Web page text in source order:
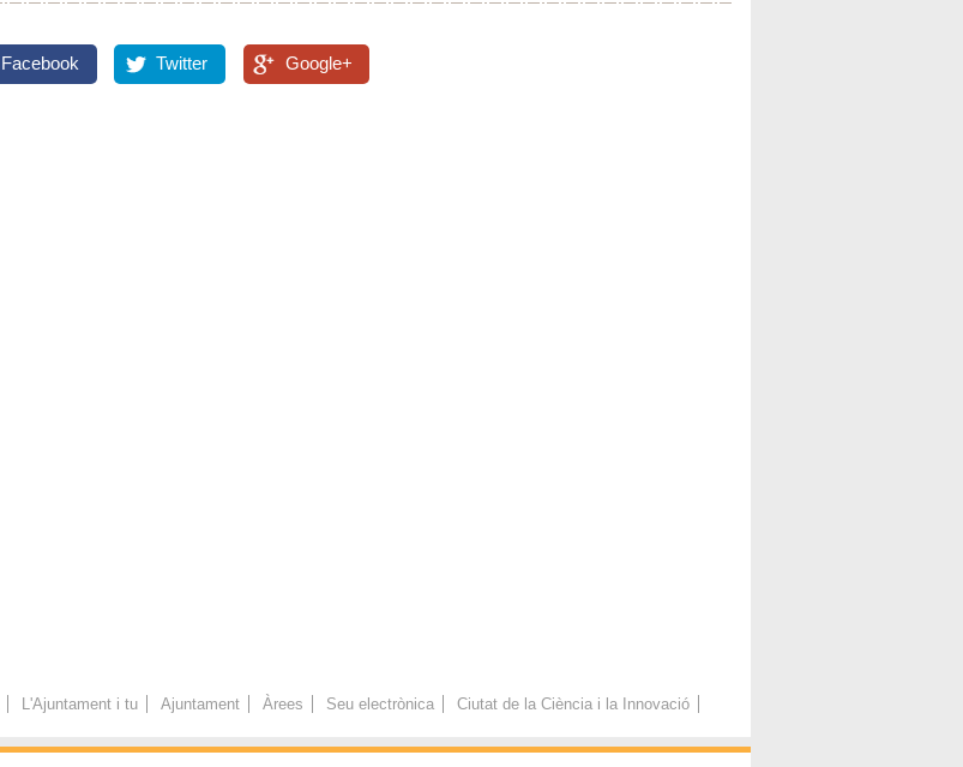
Facebook Twitter Google+
L'Ajuntament i tu Ajuntament Àrees Seu electrònica Ciutat de la Ciència i la Innovació